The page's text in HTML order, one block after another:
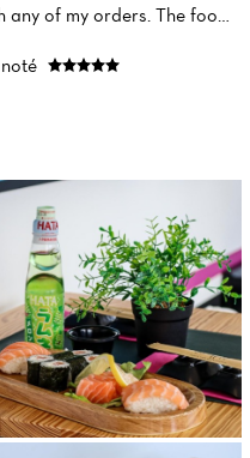
of my orders. The food
it 100%.